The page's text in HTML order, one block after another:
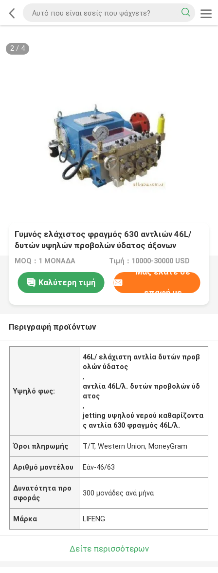
2/ 4
Γυμνός ελάχιστος φραγμός 630 αντλιών 46L/
δυτών υψηλών προβολών ύδατος άξονων
υπερβολικός
MOQ：1 ΜΟΝΑΔΑ Τιμή：10000-30000 USD
Καλύτερη τιμή
Μας ελάτε σε
επαφή με
Περιγραφή προϊόντων
Υψηλό φως:
46L/ ελάχιστη αντλία δυτών προβ
ολών ύδατος
,
αντλία 46L/λ. δυτών προβολών ύδ
ατος
,
jetting υψηλού νερού καθαρίζοντα
ς αντλία 630 φραγμός 46L/λ.
Όροι πληρωμής T/T, Western Union, MoneyGram
Αριθμό μοντέλου Εάν-46/63
Δυνατότητα προ
σφοράς
300 μονάδες ανά μήνα
Μάρκα LIFENG
Δείτε περισσότερων